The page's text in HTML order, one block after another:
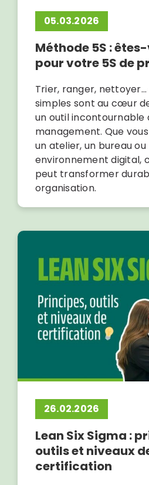
05.03.2026
Méthode 5S :
pour votre 5S de
Trier, ranger, nettoyer…
simples sont au cœur
un outil incontournable
management. Que
un atelier, un bureau
environnement digital,
peut transformer
organisation.
26.02.2026
Lean Six Sigma :
outils et niveaux
certification